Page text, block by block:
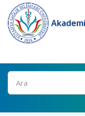
Ara